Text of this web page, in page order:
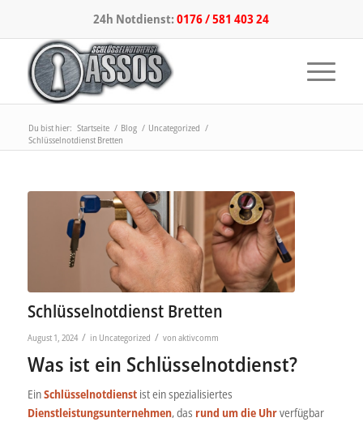
24h Notdienst:0176 / 581 403 24
Du bist hier: Startseite / Blog / Uncategorized /
Schlüsselnotdienst Bretten
Schlüsselnotdienst Bretten
August 1, 2024 / in Uncategorized / von aktivcomm
Was ist ein Schlüsselnotdienst?
EinSchlüsselnotdienstist ein spezialisiertes
Dienstleistungsunternehmen, das rund um die Uhrverfügbar